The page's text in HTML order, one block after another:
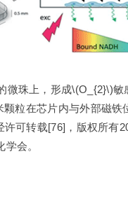
珠上，形成\(O_{2}\)
粒在芯片内与外部磁
可转载[76]，版权所有
会。